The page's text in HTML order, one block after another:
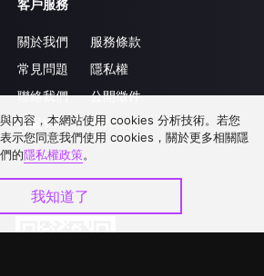
客戶服務
關於我們
常見問題
聯絡我們
升級VIP
服務條款
隱私權
公開徵件
合作洽談
內容，本網站使用 cookies 分析技術。若您
示您同意我們使用 cookies，關於更多相關隱
的隱私權政策。
我知道了